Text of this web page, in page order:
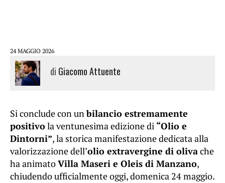
24 MAGGIO 2026
di Giacomo Attuente
Si conclude con unbilancio estremamente
positivola ventunesima edizione di “Olio e
Dintorni”, la storica manifestazione dedicata alla
valorizzazione dell’olio extravergine di olivache
ha animatoVilla Maseri e Oleis di Manzano,
chiudendo ufficialmente oggi, domenica 24 maggio.